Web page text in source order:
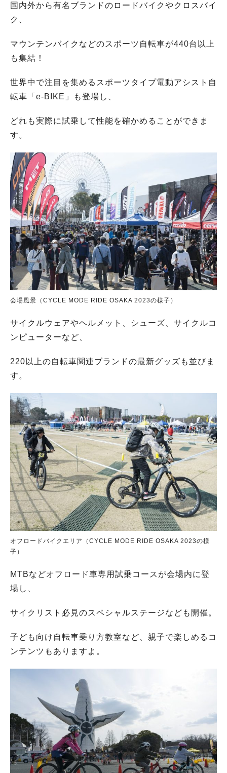
国内外から有名ブランドのロードバイクやクロスバイ
ク、
マウンテンバイクなどのスポーツ自転車が440台以上
も集結！
世界中で注目を集めるスポーツタイプ電動アシスト自
転車「e-BIKE」も登場し、
どれも実際に試乗して性能を確かめることができま
す。
会場風景（CYCLE MODE RIDE OSAKA 2023の様子）
サイクルウェアやヘルメット、シューズ、サイクルコ
ンピューターなど、
220以上の自転車関連ブランドの最新グッズも並びま
す。
オフロードバイクエリア（CYCLE MODE RIDE OSAKA 2023の様
子）
MTBなどオフロード車専用試乗コースが会場内に登
場し、
サイクリスト必見のスペシャルステージなども開催。
子ども向け自転車乗り方教室など、親子で楽しめるコ
ンテンツもありますよ。